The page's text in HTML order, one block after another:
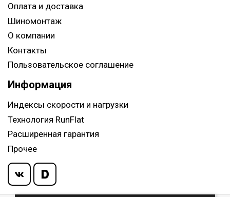
Оплата и доставка
Шиномонтаж
О компании
Контакты
Пользовательское соглашение
Информация
Индексы скорости и нагрузки
Технология RunFlat
Расширенная гарантия
Прочее